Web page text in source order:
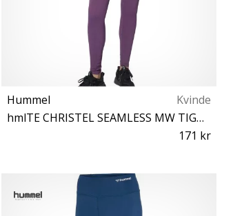
Hummel
Kvinde
hmlTE CHRISTEL SEAMLESS MW TIGHTS
171 kr